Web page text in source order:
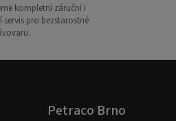
kompletní záruční i
servis pro bezstarostné
Petraco Brno